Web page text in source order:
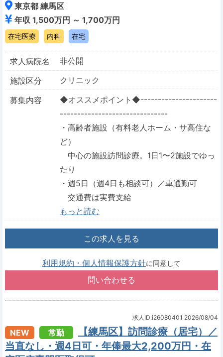
東京都 練馬区
年収 1,500万円 ～ 1,700万円
在宅医療 内科 在宅
求人病院名
非公開
施設区分
クリニック
募集内容
◆オススメポイント◆----------------------
-------------------------------
・高齢者施設（有料老人ホーム・サ高住な
ど）
中心の施設訪問診療。1日1〜2施設でゆっ
たり
・週5日（週4日も相談可）／車通勤可
交通費は実費支給
もっと読む
この求人を見る
利用規約・個人情報保護方針に同意して
求人ID:i26080401 2026/08/04
NEW 常勤
【練馬区】訪問診療（居宅）／
当直なし・週4日可・年俸最大2,200万円・在